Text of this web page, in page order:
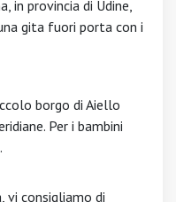
in provincia di Udine,
gita fuori porta con i
borgo di Aiello
Per i bambini
vi consigliamo di